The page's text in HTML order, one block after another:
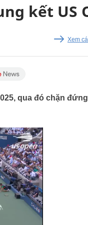
kết US
Xem
qua đó chặn